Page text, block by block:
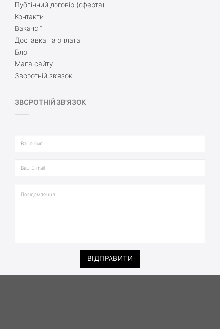
Публічний договір (оферта)
Контакти
Вакансії
Доставка та оплата
Блог
Мапа сайту
Зворотній зв’язок
ЗВОРОТНІЙ ЗВ'ЯЗОК
ВІДПРАВИТИ